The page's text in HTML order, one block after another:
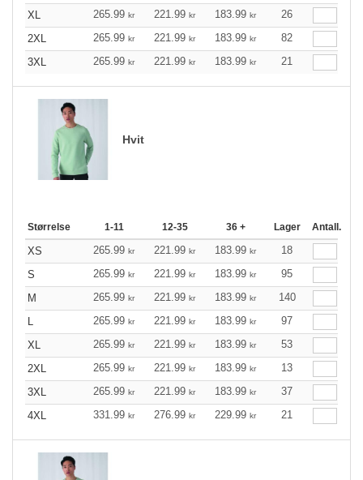
XL 265.99 kr 221.99 kr 183.99 kr
26
2XL
265.99 kr 221.99 kr 183.99 kr
82
3XL
265.99 kr 221.99 kr 183.99 kr 21
Hvit
Størrelse 1-11 12-35 36 + Lager Antall.
XS 265.99 kr 221.99 kr 183.99 kr
18
S
265.99 kr 221.99 kr 183.99 kr
95
M
265.99 kr 221.99 kr 183.99 kr
140
L
265.99 kr 221.99 kr 183.99 kr
97
XL
265.99 kr 221.99 kr 183.99 kr
53
2XL
265.99 kr 221.99 kr 183.99 kr
13
3XL
265.99 kr 221.99 kr 183.99 kr
37
4XL
331.99 kr 276.99 kr 229.99 kr 21